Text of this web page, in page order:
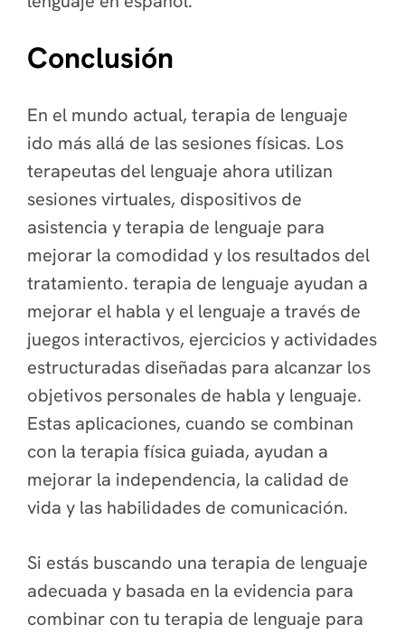
Conclusión
En el mundo actual, terapia de lenguaje
ido más allá de las sesiones físicas. Los
terapeutas del lenguaje ahora utilizan
sesiones virtuales, dispositivos de
asistencia y terapia de lenguaje para
mejorar la comodidad y los resultados del
tratamiento. terapia de lenguaje ayudan a
mejorar el habla y el lenguaje a través de
juegos interactivos, ejercicios y actividades
estructuradas diseñadas para alcanzar los
objetivos personales de habla y lenguaje.
Estas aplicaciones, cuando se combinan
con la terapia física guiada, ayudan a
mejorar la independencia, la calidad de
vida y las habilidades de comunicación.
Si estás buscando una terapia de lenguaje
adecuada y basada en la evidencia para
combinar con tu terapia de lenguaje para